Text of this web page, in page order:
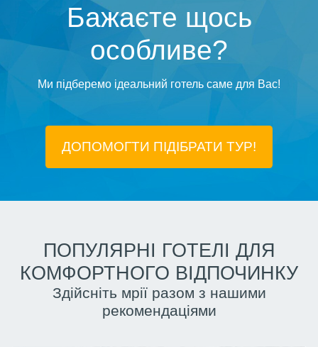
Бажаєте щось
особливе?
Ми підберемо ідеальний готель саме для Вас!
ДОПОМОГТИ ПІДIБРАТИ ТУР!
ПОПУЛЯРНІ ГОТЕЛІ ДЛЯ
КОМФОРТНОГО ВІДПОЧИНКУ
Здійсніть мрії разом з нашими
рекомендаціями